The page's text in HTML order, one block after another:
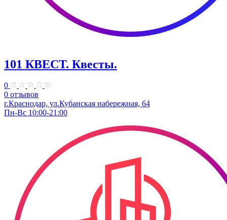
101 КВЕСТ. Квесты.
0
0 отзывов
г.Краснодар, ул.Кубанская набережная, 64
Пн-Вс 10:00-21:00